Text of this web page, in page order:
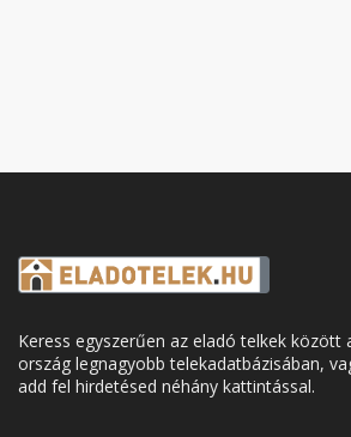
Keress egyszerűen az eladó telkek között
ország legnagyobb telekadatbázisában,
add fel hirdetésed néhány kattintással.